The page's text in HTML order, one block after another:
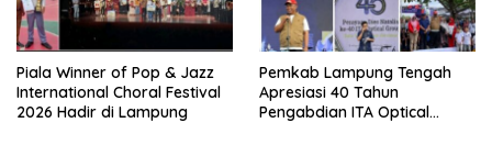
Piala Winner of Pop & Jazz
International Choral Festival
2026 Hadir di Lampung
Pemkab Lampung Tengah
Apresiasi 40 Tahun
Pengabdian ITA Optical